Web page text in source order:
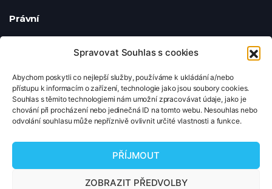
Spravovat Souhlas s cookies
Abychom poskytli co nejlepší služby, používáme k ukládání a/nebo
přístupu k informacím o zařízení, technologie jako jsou soubory cookies.
Souhlas s těmito technologiemi nám umožní zpracovávat údaje, jako je
chování při procházení nebo jedinečná ID na tomto webu. Nesouhlas nebo
odvolání souhlasu může nepříznivě ovlivnit určité vlastnosti a funkce.
PŘÍJMOUT
ZOBRAZIT PŘEDVOLBY
Právní
Ochrana soukromí
Zásady cookies
Nastavení cookies
© 2026 TipNaFilm.cz. Všechna práva vyhrazena.
Copyright © 2026 TipNaFilm.cz. Všechna práva vyhrazena.